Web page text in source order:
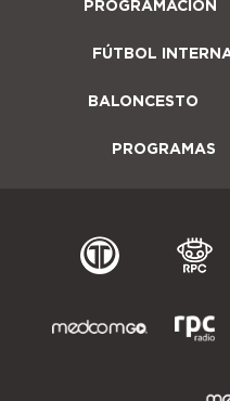
PROGRAMACIÓN
FÚTBOL
BALONCESTO
PROGRAMAS